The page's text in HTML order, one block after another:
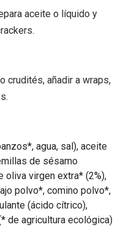
aceite o líquido y
crudités, añadir a wraps,
agua, sal), aceite
de sésamo
oliva virgen extra* (2%),
polvo*, comino polvo*,
(ácido cítrico),
de agricultura ecológica)